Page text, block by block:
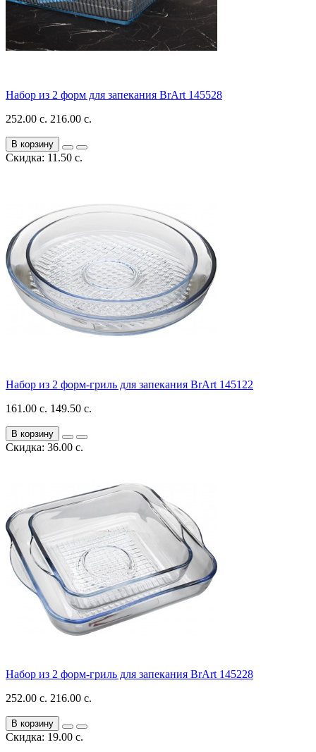
Набор из 2 форм для запекания BrArt 145528
252.00 с. 216.00 с.
В корзину
Скидка: 11.50 с.
Набор из 2 форм-гриль для запекания BrArt 145122
161.00 с. 149.50 с.
В корзину
Скидка: 36.00 с.
Набор из 2 форм-гриль для запекания BrArt 145228
252.00 с. 216.00 с.
В корзину
Скидка: 19.00 с.